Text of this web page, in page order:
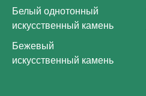
Белый однотонный
искусственный камень
Бежевый
искусственный камень